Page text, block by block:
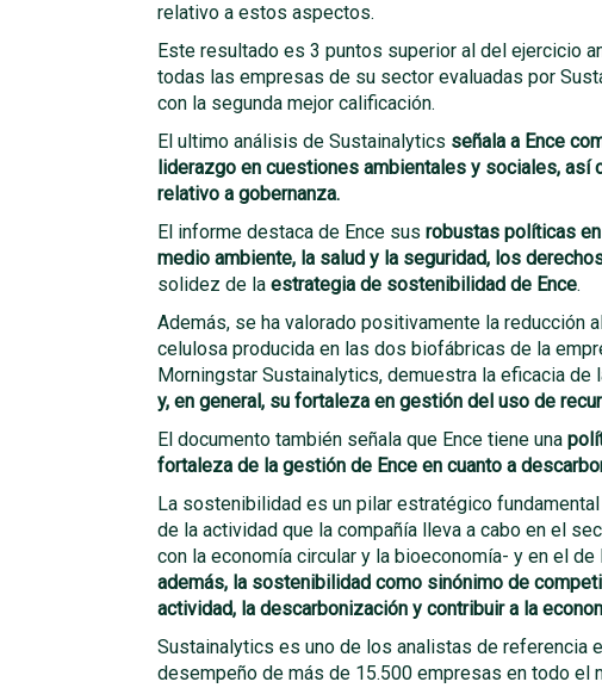
relativo a estos aspectos.
Este resultado es 3 puntos superior al del ejercicio
todas las empresas de su sector evaluadas por
con la segunda mejor calificación.
El ultimo análisis de Sustainalytics señala a Ence
liderazgo en cuestiones ambientales y sociales, así
relativo a gobernanza.
El informe destaca de Ence sus robustas políticas
medio ambiente, la salud y la seguridad, los
solidez de la estrategia de sostenibilidad de Ence.
Además, se ha valorado positivamente la reducción
celulosa producida en las dos biofábricas de la
Morningstar Sustainalytics, demuestra la eficacia de
y, en general, su fortaleza en gestión del uso de
El documento también señala que Ence tiene una
fortaleza de la gestión de Ence en cuanto a
La sostenibilidad es un pilar estratégico
de la actividad que la compañía lleva a cabo en el
con la economía circular y la bioeconomía- y en el de
además, la sostenibilidad como sinónimo de
actividad, la descarbonización y contribuir a la
Sustainalytics es uno de los analistas de referencia
desempeño de más de 15.500 empresas en todo el